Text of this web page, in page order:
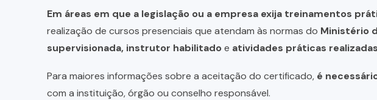
Em áreas em que a legislação ou a empresa exija treinamentos
realização de cursos presenciais que atendam às normas do Ministério
supervisionada, instrutor habilitadoe atividades práticas
Para maiores informações sobre a aceitação do certificado, é
com a instituição, órgão ou conselho responsável.